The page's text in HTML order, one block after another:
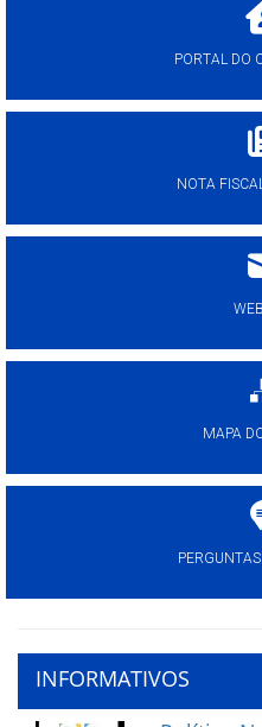
PORTAL DO
NOTA
MAPA
INFORMATIVOS